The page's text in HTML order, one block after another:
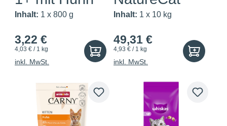
Inhalt: 1 x 800 g
3,22 €
4,03 € / 1 kg
inkl. MwSt.
Inhalt: 1 x 10 kg
49,31 €
4,93 € / 1 kg
inkl. MwSt.